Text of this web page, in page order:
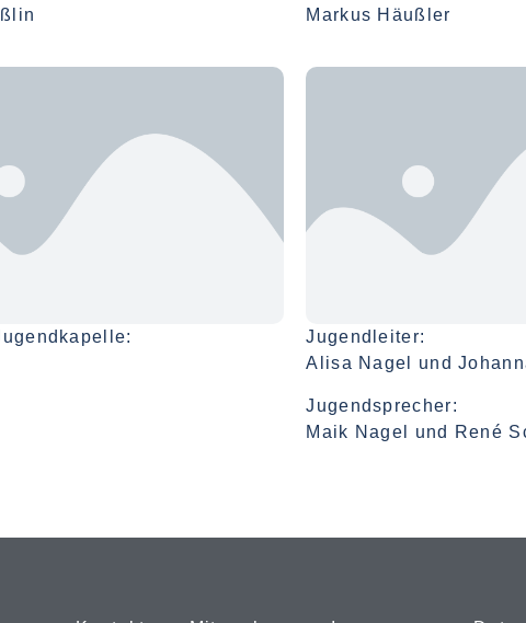
Markus Häußler
Jugendleiter:
Alisa Nagel und
Jugendsprecher:
Maik Nagel und René